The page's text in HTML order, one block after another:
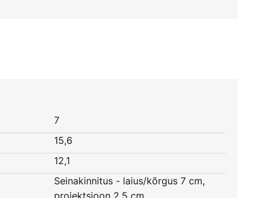
7
15,6
12,1
Seinakinnitus - laius/kõrgus 7 cm,